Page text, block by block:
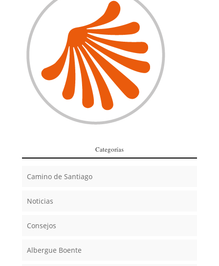
Categorías
Camino de Santiago
Noticias
Consejos
Albergue Boente